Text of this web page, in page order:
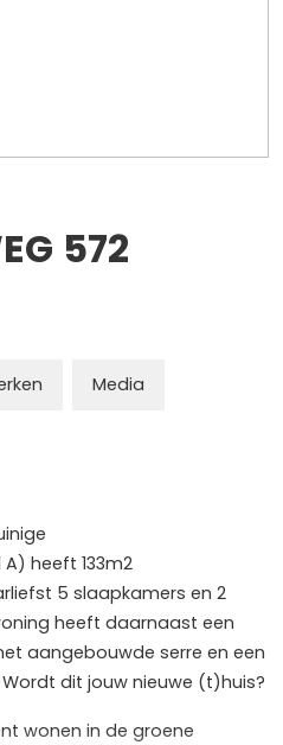
572
Media
heeft 133m2
5 slaapkamers en 2
heeft daarnaast een
aangebouwde serre en een
dit jouw nieuwe (t)huis?
wonen in de groene